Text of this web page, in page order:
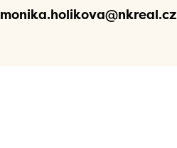
monika.holikova@nkreal.cz